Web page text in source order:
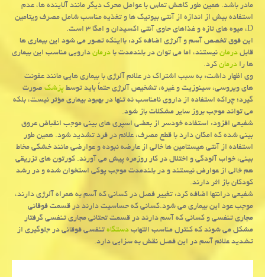
مادر باشد. همین طور كاهش تماس با عوامل محرك دیگر مانند آلاینده ها، عدم
استفاده بیش از اندازه از آنتی بیوتیك ها و تغذیه مناسب شامل مصرف ویتامین
D، میوه های تازه و غذاهای حاوی آنتی اكسیدان و امگا ۳ است.
این فوق تخصص آسم و آلرژی اضافه كرد: بااینكه تصور می شود این بیماری ها
قابلدرماننیستند، اما می توان در بلندمدت بادرماندارویی مناسب این بیماری
ها رادرمانكرد.
وی اظهار داشت: به سبب اشتراك در علائم آلرژی با بیماری هایی مانند عفونت
های ویروسی، سینوزیت و غیره، تشخیص آلرژی حتماً باید توسطپزشكصورت
گیرد؛ چراكه استفاده از داروی نامناسب نه تنها در بهبود بیماری مؤثر نیست، بلكه
می تواند موجب بروز سایر مشكلات باز شود.
شفیعی افزود: استفاده خودسر از بعضی اسپری های بینی موجب انقباض عروق
بینی شده كه امكان دارد با قطع مصرف، علائم در فرد تشدید شود. همین طور
استفاده از آنتی هیستامین ها خالی از عارضه نبوده و عوارضی مانند خشكی مخاط
بینی، خواب آلودگی و اختلال در كار روزمره پیش می آورند. كورتون های تزریقی
هم خالی از عوارض نیستند و در بلندمدت موجب پوكی استخوان شده و در رشد
كودكان باز اثر دارند.
شفیعی درانتها اضافه كرد: تغییر فصل در كسانی كه آسم به همراه آلرژی دارند،
موجب عود این بیماری می شود.كسانی كه حساسیت دارند در قسمت فوقانی
مجاری تنفسی و كسانی كه آسم دارند در قسمت تحتانی مجاری تنفسی گرفتار
مشكل می شوند كه كنترل مناسب التهابدستگاهتنفسی فوقانی در جلوگیری از
تشدید علائم آسم در این فصل نقش به سزایی دارد.